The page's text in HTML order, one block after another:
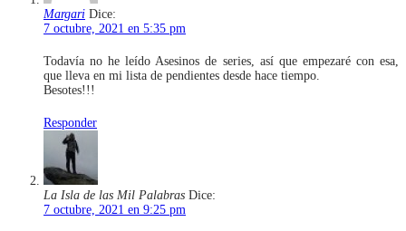
Margari Dice:
7 octubre, 2021 en 5:35 pm
Todavía no he leído Asesinos de series, así que empezaré con esa,
que lleva en mi lista de pendientes desde hace tiempo.
Besotes!!!
Responder
La Isla de las Mil Palabras Dice:
7 octubre, 2021 en 9:25 pm